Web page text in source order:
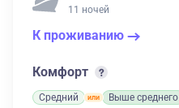
11 ночей
К проживанию
Комфорт
Средний Выше среднего